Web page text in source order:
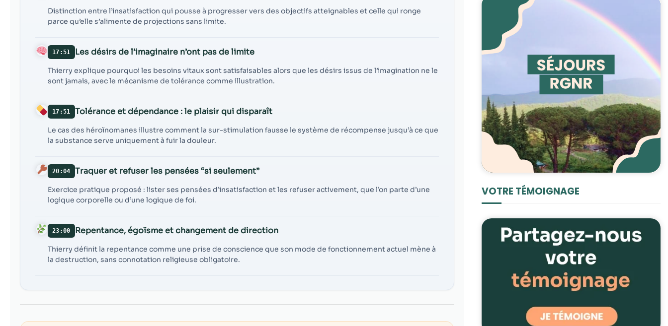
Distinction entre l’insatisfaction qui pousse à progresser vers des objectifs atteignables et celle qui ronge
parce qu’elle s’alimente de projections sans limite.
17:51 Les désirs de l’imaginaire n’ont pas de limite
Thierry explique pourquoi les besoins vitaux sont satisfaisables alors que les désirs issus de l’imagination ne le
sont jamais, avec le mécanisme de tolérance comme illustration.
17:51 Tolérance et dépendance : le plaisir qui disparaît
Le cas des héroïnomanes illustre comment la sur-stimulation fausse le système de récompense jusqu’à ce que
la substance serve uniquement à fuir la douleur.
20:04 Traquer et refuser les pensées “si seulement”
Exercice pratique proposé : lister ses pensées d’insatisfaction et les refuser activement, que l’on parte d’une
logique corporelle ou d’une logique de foi.
23:00 Repentance, égoïsme et changement de direction
Thierry définit la repentance comme une prise de conscience que son mode de fonctionnement actuel mène à
la destruction, sans connotation religieuse obligatoire.
VOTRE TÉMOIGNAGE